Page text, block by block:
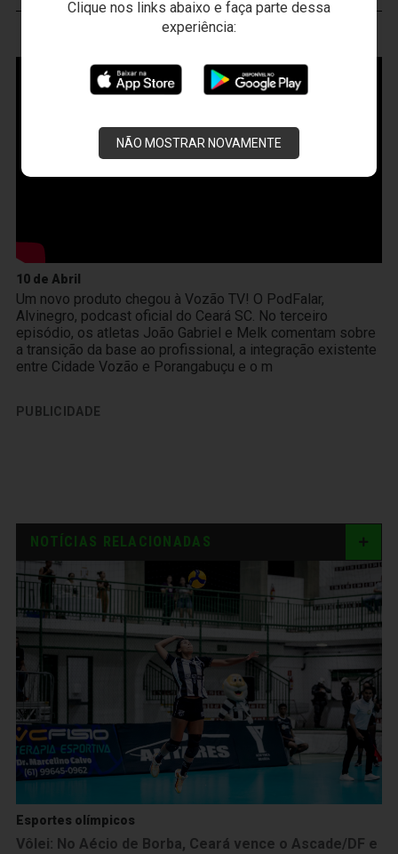
Clique nos links abaixo e faça parte dessa
experiência:
NÃO MOSTRAR NOVAMENTE
VOZÃO
10 de Abril
Um novo produto chegou à Vozão TV! O PodFalar,
Alvinegro, podcast oficial do Ceará SC. No terceiro
episódio, os atletas João Gabriel e Melk comentam sobre
a transição da base ao profissional, a integração existente
entre Cidade Vozão e Porangabuçu e o m
PUBLICIDADE
NOTÍCIAS RELACIONADAS
Esportes olímpicos
Vôlei: No Aécio de Borba, Ceará vence o Ascade/DF e